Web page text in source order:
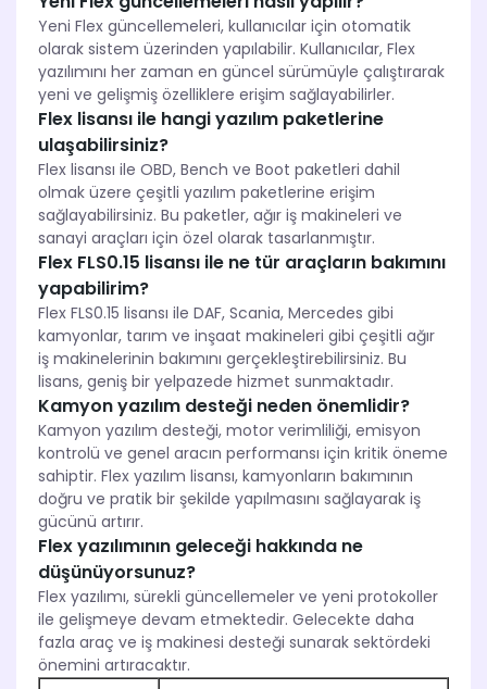
Yeni Flex güncellemeleri, kullanıcılar için otomatik
olarak sistem üzerinden yapılabilir. Kullanıcılar, Flex
yazılımını her zaman en güncel sürümüyle çalıştırarak
yeni ve gelişmiş özelliklere erişim sağlayabilirler.
Flex lisansı ile hangi yazılım paketlerine
ulaşabilirsiniz?
Flex lisansı ile OBD, Bench ve Boot paketleri dahil
olmak üzere çeşitli yazılım paketlerine erişim
sağlayabilirsiniz. Bu paketler, ağır iş makineleri ve
sanayi araçları için özel olarak tasarlanmıştır.
Flex FLS0.15 lisansı ile ne tür araçların bakımını
yapabilirim?
Flex FLS0.15 lisansı ile DAF, Scania, Mercedes gibi
kamyonlar, tarım ve inşaat makineleri gibi çeşitli ağır
iş makinelerinin bakımını gerçekleştirebilirsiniz. Bu
lisans, geniş bir yelpazede hizmet sunmaktadır.
Kamyon yazılım desteği neden önemlidir?
Kamyon yazılım desteği, motor verimliliği, emisyon
kontrolü ve genel aracın performansı için kritik öneme
sahiptir. Flex yazılım lisansı, kamyonların bakımının
doğru ve pratik bir şekilde yapılmasını sağlayarak iş
gücünü artırır.
Flex yazılımının geleceği hakkında ne
düşünüyorsunuz?
Flex yazılımı, sürekli güncellemeler ve yeni protokoller
ile gelişmeye devam etmektedir. Gelecekte daha
fazla araç ve iş makinesi desteği sunarak sektördeki
önemini artıracaktır.